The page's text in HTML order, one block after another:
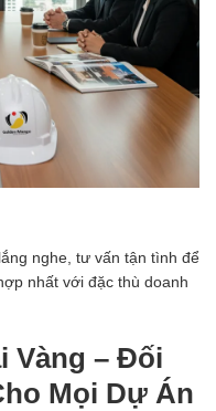
nghe, tư vấn tận tình để
nhất với đặc thù doanh
Vàng – Đối
Mọi Dự Án